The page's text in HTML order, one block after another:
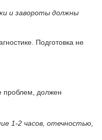
и завороты должны
Подготовка не
проблем, должен
1-2 часов, отечностью,